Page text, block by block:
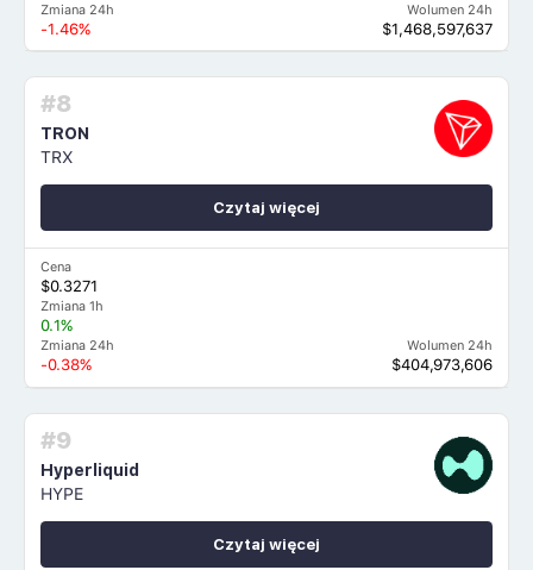
Zmiana 24h
-1.46%
Wolumen 24h
$1,468,597,637
#8
TRON
TRX
Cena
$0.3271
Zmiana 1h
0.1%
Zmiana 24h
-0.38%
Wolumen 24h
$404,973,606
Czytaj więcej
#9
Hyperliquid
HYPE
Czytaj więcej